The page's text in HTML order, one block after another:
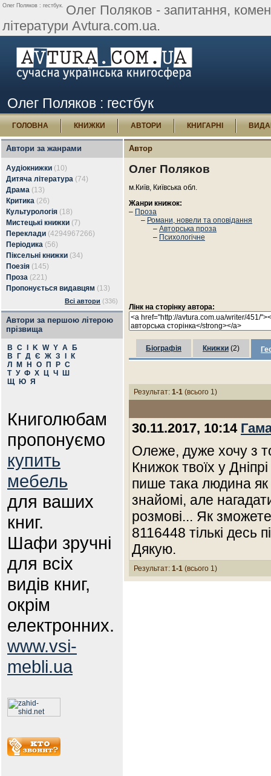
Олег Поляков : гестбук. Олег Поляков - запитання,
літератури Avtura.com.ua.
Олег Поляков : гестбук
ГОЛОВНА КНИЖКИ АВТОРИ КНИГАРНІ
Автори за жанрами
Аудіокнижки (10)
Дитяча література (74)
Драма (13)
Критика (26)
Культурологія (18)
Мистецькі книжки (7)
Переклади (4294967266)
Періодика (56)
Піксельні книжки (34)
Поезія (145)
Проза (221)
Пропонується видавцям (13)
Всі автори (336)
Автори за першою літерою
прізвища
B C K W Y А
Б
В
Г Д Є Ж З
К
Л
М Н О П Р С
Т У Ф Х Ц Ч
Ш
Щ
Ю Я
Книголюбам
пропонуємо
купить
мебель
для ваших
книг.
Шафи зручні
для всіх
видів книг,
окрім
електронних.
www.vsi-
mebli.ua
Автор
Олег Поляков
м.Київ, Київська обл.
Жанри книжок:
– Проза
– Романи, новели та оповідання
– Авторська проза
– Психологічне
Лінк на сторінку автора:
Біографія Книжки (2)
Результат: 1-1 (всього 1)
30.11.2017, 10:14
Олеже, дуже хочу з
Книжок твоїх у
пише така людина
знайомі, але
розмові... Як
8116448 тількі десь
Дякую.
Результат: 1-1 (всього 1)